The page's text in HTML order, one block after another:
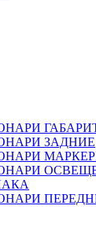
ЗАДНИЕ